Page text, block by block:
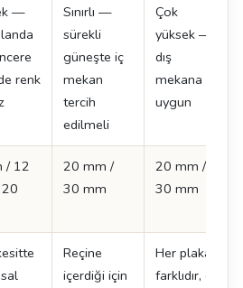
—
renk
Sınırlı —
sürekli
güneşte iç
mekan
tercih
edilmeli
Çok
yüksek —
dış
mekana
uygun
/ 12
20 mm /
30 mm
20 mm /
30 mm
Reçine
içerdiği için
Her plaka
farklıdır, ek